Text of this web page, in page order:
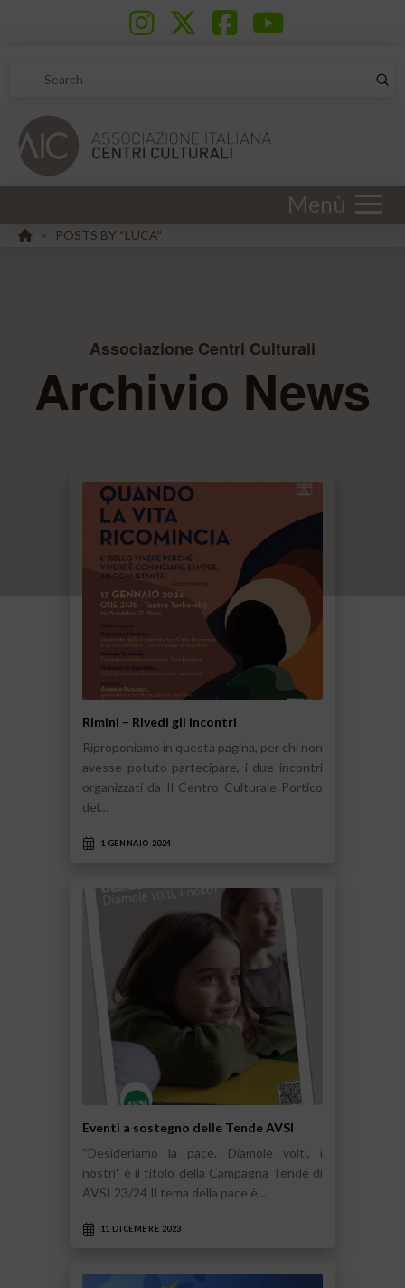
Search
Menù
HOME
> POSTS BY “LUCA”
Associazione Centri Culturali
Archivio News
Rimini – Rivedi gli incontri
Riproponiamo in questa pagina, per chi non
avesse potuto partecipare, i due incontri
organizzati da Il Centro Culturale Portico
del…
1 GENNAIO 2024
Eventi a sostegno delle Tende AVSI
“Desideriamo la pace. Diamole volti, i
nostri” è il titolo della Campagna Tende di
AVSI 23/24 Il tema della pace è…
11 DICEMBRE 2023